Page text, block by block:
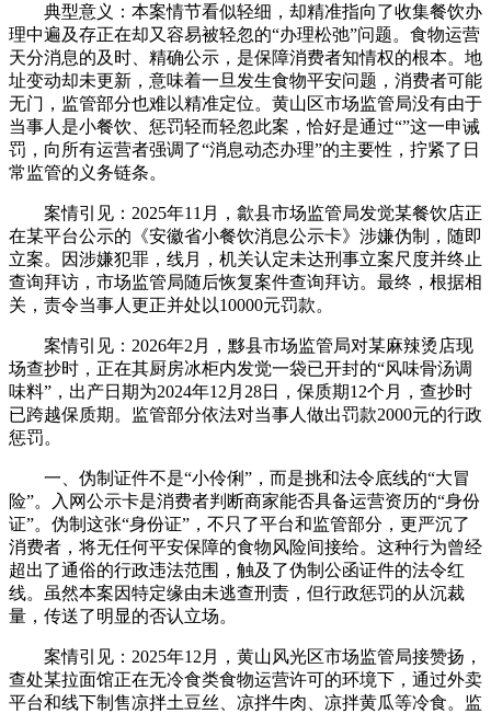
典型意义：本案情节看似轻细，却精准指向了收集餐饮办
理中遍及存正在却又容易被轻忽的“办理松弛”问题。食物运营
天分消息的及时、精确公示，是保障消费者知情权的根本。地
址变动却未更新，意味着一旦发生食物平安问题，消费者可能
无门，监管部分也难以精准定位。黄山区市场监管局没有由于
当事人是小餐饮、惩罚轻而轻忽此案，恰好是通过“”这一申诫
罚，向所有运营者强调了“消息动态办理”的主要性，拧紧了日
常监管的义务链条。
案情引见：2025年11月，歙县市场监管局发觉某餐饮店正
在某平台公示的《安徽省小餐饮消息公示卡》涉嫌伪制，随即
立案。因涉嫌犯罪，线月，机关认定未达刑事立案尺度并终止
查询拜访，市场监管局随后恢复案件查询拜访。最终，根据相
关，责令当事人更正并处以10000元罚款。
案情引见：2026年2月，黟县市场监管局对某麻辣烫店现
场查抄时，正在其厨房冰柜内发觉一袋已开封的“风味骨汤调
味料”，出产日期为2024年12月28日，保质期12个月，查抄时
已跨越保质期。监管部分依法对当事人做出罚款2000元的行政
惩罚。
一、伪制证件不是“小伶俐”，而是挑和法令底线的“大冒
险”。入网公示卡是消费者判断商家能否具备运营资历的“身份
证”。伪制这张“身份证”，不只了平台和监管部分，更严沉了
消费者，将无任何平安保障的食物风险间接给。这种行为曾经
超出了通俗的行政违法范围，触及了伪制公函证件的法令红
线。虽然本案因特定缘由未逃查刑责，但行政惩罚的从沉裁
量，传送了明显的否认立场。
案情引见：2025年12月，黄山风光区市场监管局接赞扬，
查处某拉面馆正在无冷食类食物运营许可的环境下，通过外卖
平台和线下制售凉拌土豆丝、凉拌牛肉、凉拌黄瓜等冷食。监